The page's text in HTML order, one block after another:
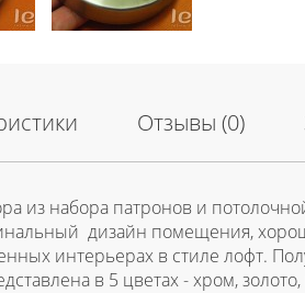
Отзывы (0)
из набора патронов и
дизайн помещения,
интерьерах в стиле лофт.
в 5 цветах - хром,